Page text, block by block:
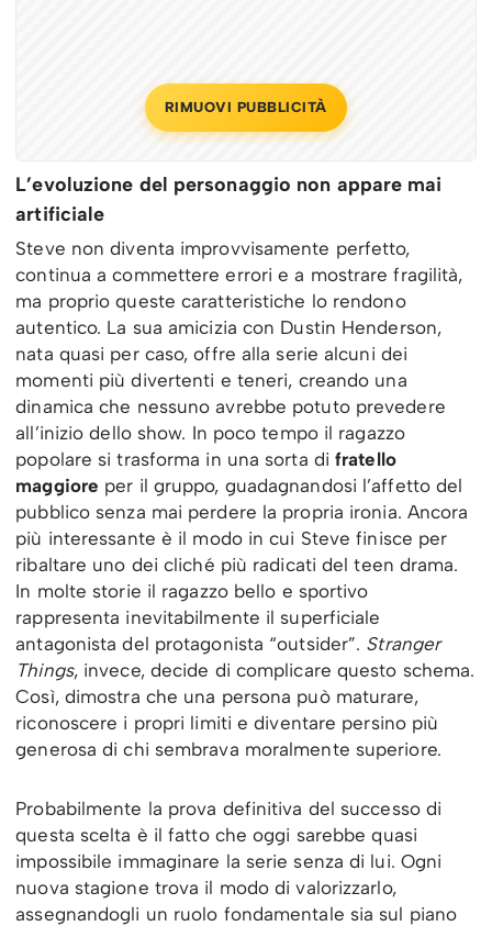
RIMUOVI PUBBLICITÀ
L’evoluzione del personaggio non appare mai
artificiale
Steve non diventa improvvisamente perfetto,
continua a commettere errori e a mostrare fragilità,
ma proprio queste caratteristiche lo rendono
autentico. La sua amicizia con Dustin Henderson,
nata quasi per caso, offre alla serie alcuni dei
momenti più divertenti e teneri, creando una
dinamica che nessuno avrebbe potuto prevedere
all’inizio dello show. In poco tempo il ragazzo
popolare si trasforma in una sorta difratello
maggiore per il gruppo, guadagnandosi l’affetto del
pubblico senza mai perdere la propria ironia. Ancora
più interessante è il modo in cui Steve finisce per
ribaltare uno dei cliché più radicati del teen drama.
In molte storie il ragazzo bello e sportivo
rappresenta inevitabilmente il superficiale
antagonista del protagonista “outsider”. Stranger
Things, invece, decide di complicare questo schema.
Così, dimostra che una persona può maturare,
riconoscere i propri limiti e diventare persino più
generosa di chi sembrava moralmente superiore.
Probabilmente la prova definitiva del successo di
questa scelta è il fatto che oggi sarebbe quasi
impossibile immaginare la serie senza di lui. Ogni
nuova stagione trova il modo di valorizzarlo,
assegnandogli un ruolo fondamentale sia sul piano